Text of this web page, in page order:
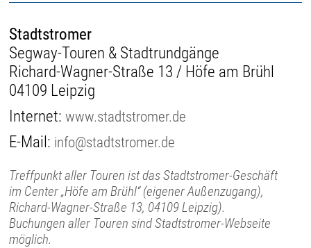
Stadtstromer
Segway-Touren & Stadtrundgänge
Richard-Wagner-Straße 13 / Höfe am Brühl
04109 Leipzig
Internet:www.stadtstromer.de
E-Mail: info@stadtstromer.de
Treffpunkt aller Touren ist das Stadtstromer-Geschäft
im Center „Höfe am Brühl“ (eigener Außenzugang),
Richard-Wagner-Straße 13, 04109 Leipzig).
Buchungen aller Touren sind Stadtstromer-Webseite
möglich.